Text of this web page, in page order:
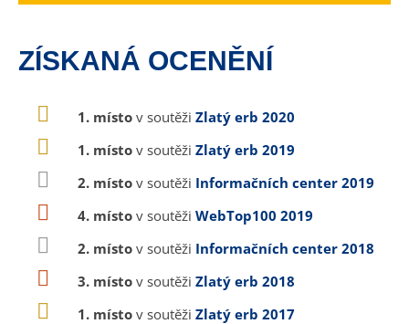
ZÍSKANÁ OCENĚNÍ
1. místo v soutěži Zlatý erb 2020
1. místo v soutěži Zlatý erb 2019
2. místo v soutěži Informačních center 2019
4. místo v soutěži WebTop100 2019
2. místo v soutěži Informačních center 2018
3. místo v soutěži Zlatý erb 2018
1. místo v soutěži Zlatý erb 2017